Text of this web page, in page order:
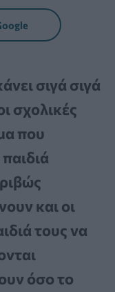
σιγά σιγά
σχολικές
που
και οι
τους να
όσο το